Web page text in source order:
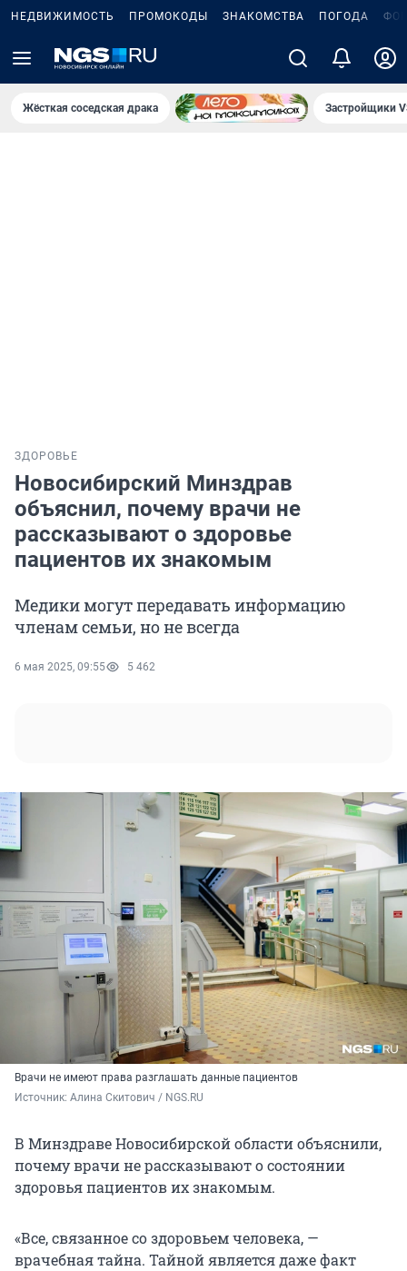
НЕДВИЖИМОСТЬ ПРОМОКОДЫ ЗНАКОМСТВА ПОГОДА
Жёсткая соседская драка Застройщики
ЗДОРОВЬЕ
Новосибирский Минздрав
объяснил, почему врачи не
рассказывают о здоровье
пациентов их знакомым
Медики могут передавать информацию
членам семьи, но не всегда
6 мая 2025, 09:55 5 462
Врачи не имеют права разглашать данные пациентов
Источник: Алина Скитович / NGS.RU
В Минздраве Новосибирской области объяснили,
почему врачи не рассказывают о состоянии
здоровья пациентов их знакомым.
«Все, связанное со здоровьем человека, —
врачебная тайна. Тайной является даже факт